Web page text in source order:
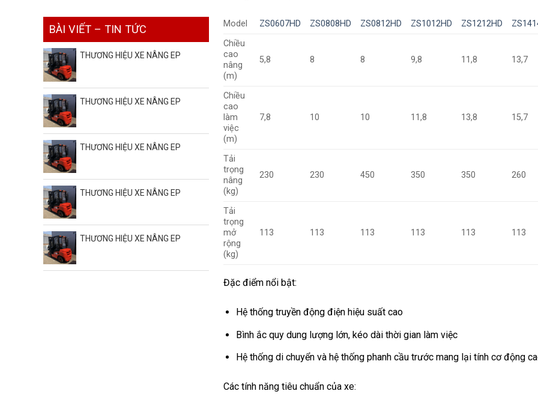
BÀI VIẾT – TIN TỨC
THƯƠNG HIỆU XE NÂNG EP
THƯƠNG HIỆU XE NÂNG EP
THƯƠNG HIỆU XE NÂNG EP
THƯƠNG HIỆU XE NÂNG EP
THƯƠNG HIỆU XE NÂNG EP
Model ZS0607HD ZS0808HD ZS0812HD ZS1012HD ZS1212HD
Chiều
cao
nâng
(m)
5,8 8 8 9,8 11,8 13,7
Chiều
cao
làm
việc
(m)
7,8 10 10 11,8 13,8 15,7
Tải
trọng
nâng
(kg)
230 230 450 350 350 260
Tải
trọng
mở
rộng
(kg)
113 113 113 113 113 113
Đặc điểm nổi bật:
Hệ thống truyền động điện hiệu suất cao
Bình ắc quy dung lượng lớn, kéo dài thời gian làm việc
Hệ thống di chuyển và hệ thống phanh cầu trước mang lại tính cơ động
Các tính năng tiêu chuẩn của xe: